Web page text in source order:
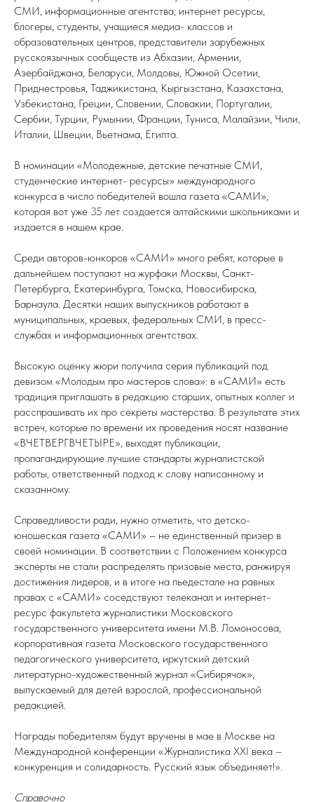
СМИ, информационные агентства, интернет ресурсы,
блогеры, студенты, учащиеся медиа- классов и
образовательных центров, представители зарубежных
русскоязычных сообществ из Абхазии, Армении,
Азербайджана, Беларуси, Молдовы, Южной Осетии,
Приднестровья, Таджикистана, Кыргызстана, Казахстана,
Узбекистана, Греции, Словении, Словакии, Португалии,
Сербии, Турции, Румынии, Франции, Туниса, Малайзии, Чили,
Италии, Швеции, Вьетнама, Египта.
В номинации «Молодежные, детские печатные СМИ,
студенческие интернет- ресурсы» международного
конкурса в число победителей вошла газета «САМИ»,
которая вот уже 35 лет создается алтайскими школьниками и
издается в нашем крае.
Среди авторов-юнкоров «САМИ» много ребят, которые в
дальнейшем поступают на журфаки Москвы, Санкт-
Петербурга, Екатеринбурга, Томска, Новосибирска,
Барнаула. Десятки наших выпускников работают в
муниципальных, краевых, федеральных СМИ, в пресс-
службах и информационных агентствах.
Высокую оценку жюри получила серия публикаций под
девизом «Молодым про мастеров слова»: в «САМИ» есть
традиция приглашать в редакцию старших, опытных коллег и
расспрашивать их про секреты мастерства. В результате этих
встреч, которые по времени их проведения носят название
«ВЧЕТВЕРГВЧЕТЫРЕ», выходят публикации,
пропагандирующие лучшие стандарты журналистской
работы, ответственный подход к слову написанному и
сказанному.
Справедливости ради, нужно отметить, что детско-
юношеская газета «САМИ» – не единственный призер в
своей номинации. В соответствии с Положением конкурса
эксперты не стали распределять призовые места, ранжируя
достижения лидеров, и в итоге на пьедестале на равных
правах с «САМИ» соседствуют телеканал и интернет-
ресурс факультета журналистики Московского
государственного университета имени М.В. Ломоносова,
корпоративная газета Московского государственного
педагогического университета, иркутский детский
литературно-художественный журнал «Сибирячок»,
выпускаемый для детей взрослой, профессиональной
редакцией.
Награды победителям будут вручены в мае в Москве на
Международной конференции «Журналистика XXI века –
конкуренция и солидарность. Русский язык объединяет!».
Справочно